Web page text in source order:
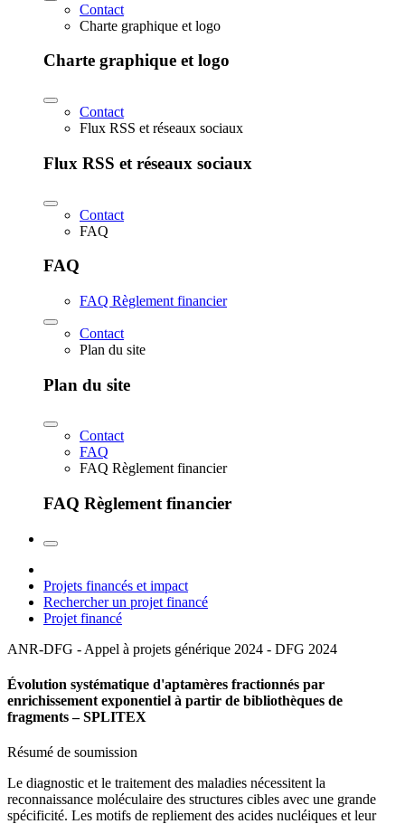
Contact
Charte graphique et logo
Charte graphique et logo
Contact
Flux RSS et réseaux sociaux
Flux RSS et réseaux sociaux
Contact
FAQ
FAQ
FAQ Règlement financier
Contact
Plan du site
Plan du site
Contact
FAQ
FAQ Règlement financier
FAQ Règlement financier
Projets financés et impact
Rechercher un projet financé
Projet financé
ANR-DFG - Appel à projets générique 2024 - DFG 2024
Évolution systématique d'aptamères fractionnés par
enrichissement exponentiel à partir de bibliothèques de
fragments – SPLITEX
Résumé de soumission
Le diagnostic et le traitement des maladies nécessitent la
reconnaissance moléculaire des structures cibles avec une grande
spécificité. Les motifs de repliement des acides nucléiques et leur